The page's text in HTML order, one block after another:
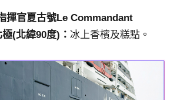
揮官夏古號Le Commandant
(北緯90度)： 冰上香檳及糕點。